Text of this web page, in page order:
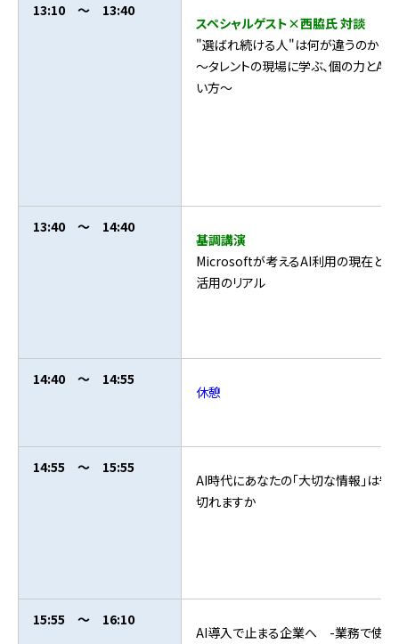
13:10 ～ 13:40
スペシャルゲスト×西脇氏 対談
"選ばれ続ける人"は何が違うのか？
〜タレントの現場に学ぶ、個の力とAI
い方〜
13:40 ～ 14:40
基調講演
Microsoftが考えるAI利用の現在と
活用のリアル
14:40 ～ 14:55
休憩
14:55 ～ 15:55
AI時代にあなたの「大切な情報」は守
切れますか
15:55 ～ 16:10
AI導入で止まる企業へ -業務で使い